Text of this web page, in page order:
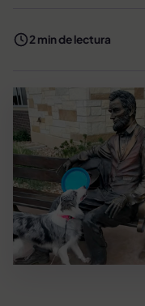
2 min de lectura